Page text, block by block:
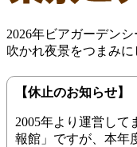
2026年ビアガーデン
吹かれ夜景をつまみに
【休止のお知らせ】
2005年より運営して
報館」ですが、本年